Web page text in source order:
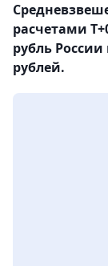
расчетами
рубль России
рублей.